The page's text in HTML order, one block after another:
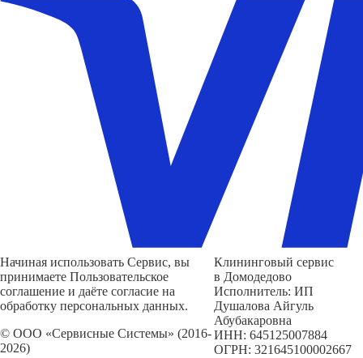
Начиная использовать Сервис, вы
принимаете Пользовательское
соглашение и даёте согласие на
обработку персональных данных.
© ООО «Сервисные Системы» (2016-
2026)
Клининговый сервис
в Домодедово
Исполнитель: ИП
Душалова Айгуль
Абубакаровна
ИНН: 645125007884
ОГРН: 321645100002667